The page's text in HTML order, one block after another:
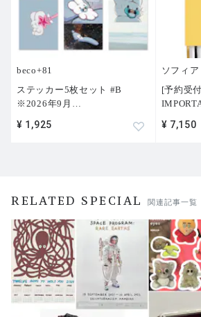
beco+81
ステッカー5枚セット #B
※2026年9月 …
¥ 1,925
ソフィ
[予約受
¥ 7,150
RELATED SPECIAL 関連記事一覧